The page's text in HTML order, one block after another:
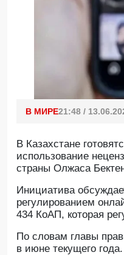
В МИРЕ21:48 /
В Казахстане
использование
страны Олжаса
Инициатива
регулированием
434 КоАП, которая
По словам главы
в июне текущего года.